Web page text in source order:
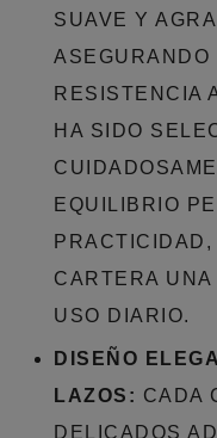
SUAVE Y
RESISTENCIA
HA SIDO
EQUILIBRIO
CARTERA
USO DIARIO.
DISEÑO
LAZOS: CADA
DELICADOS